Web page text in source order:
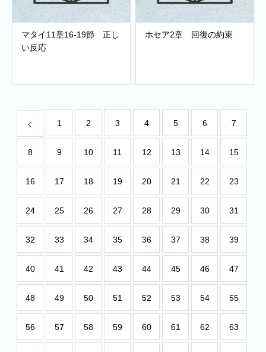
マタイ11章16-19節 正し
い反応
ホセア2章 回復の約束
1 2 3 4 5 6 7
8 9 10 11 12 13 14 15
16 17 18 19 20 21 22 23
24 25 26 27 28 29 30 31
32 33 34 35 36 37 38 39
40 41 42 43 44 45 46 47
48 49 50 51 52 53 54 55
56 57 58 59 60 61 62 63